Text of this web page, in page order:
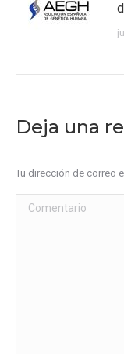
Deja una
Tu dirección de correo
Comentario